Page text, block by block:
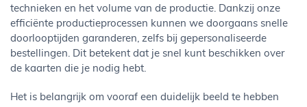
technieken en het volume van de productie. Dankzij onze
efficiënte productieprocessen kunnen we doorgaans snelle
doorlooptijden garanderen, zelfs bij gepersonaliseerde
bestellingen. Dit betekent dat je snel kunt beschikken over
de kaarten die je nodig hebt.
Het is belangrijk om vooraf een duidelijk beeld te hebben